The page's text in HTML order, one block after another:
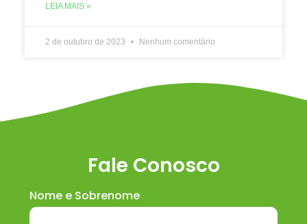
LEIA MAIS »
2 de outubro de 2023 Nenhum comentário
Fale Conosco
Nome e Sobrenome